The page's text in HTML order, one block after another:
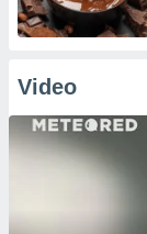
Video